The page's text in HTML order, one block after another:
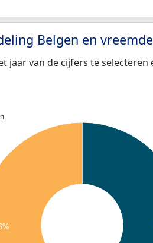
Belgen en
jaar van de cijfers te selecteren